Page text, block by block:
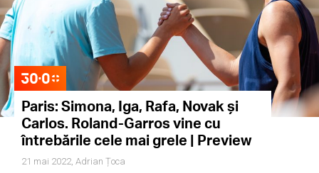
Paris: Simona, Iga, Rafa, Novak și
Carlos. Roland-Garros vine cu
întrebările cele mai grele | Preview
21 mai 2022, Adrian Țoca